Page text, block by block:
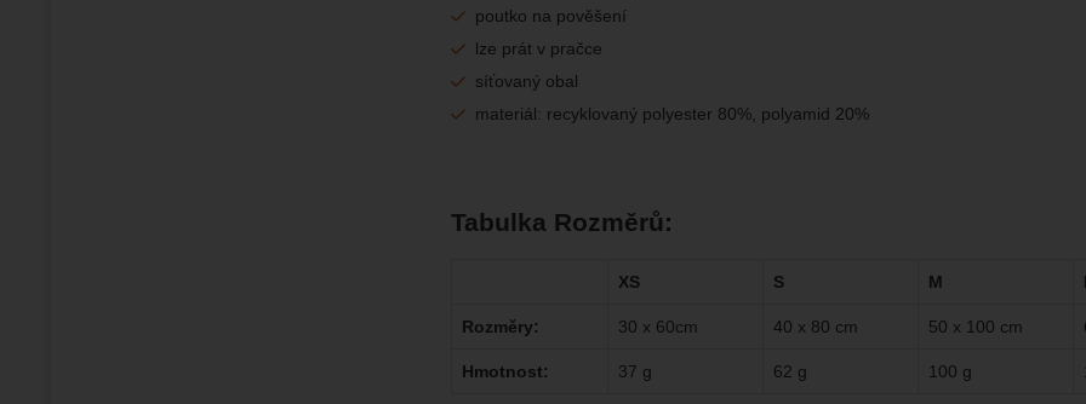
poutko na pověšení
lze prát v pračce
síťovaný obal
materiál: recyklovaný polyester 80%, polyamid 20%
Tabulka Rozměrů:
XS S M
Rozměry: 30 x 60cm 40 x 80 cm 50 x 100 cm
Hmotnost: 37 g 62 g 100 g